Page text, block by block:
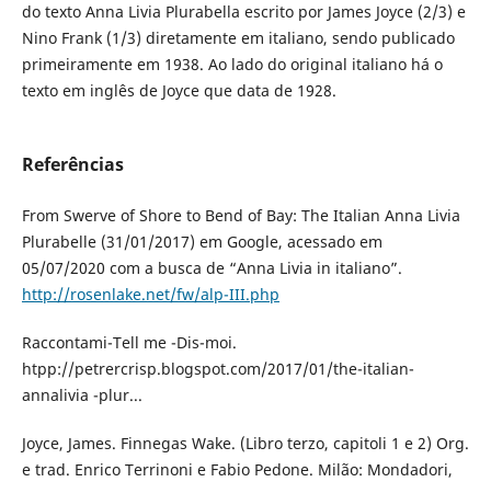
do texto Anna Livia Plurabella escrito por James Joyce (2/3) e
Nino Frank (1/3) diretamente em italiano, sendo publicado
primeiramente em 1938. Ao lado do original italiano há o
texto em inglês de Joyce que data de 1928.
Referências
From Swerve of Shore to Bend of Bay: The Italian Anna Livia
Plurabelle (31/01/2017) em Google, acessado em
05/07/2020 com a busca de “Anna Livia in italiano”.
http://rosenlake.net/fw/alp-III.php
Raccontami-Tell me -Dis-moi.
htpp://petrercrisp.blogspot.com/2017/01/the-italian-
annalivia -plur...
Joyce, James. Finnegas Wake. (Libro terzo, capitoli 1 e 2) Org.
e trad. Enrico Terrinoni e Fabio Pedone. Milão: Mondadori,